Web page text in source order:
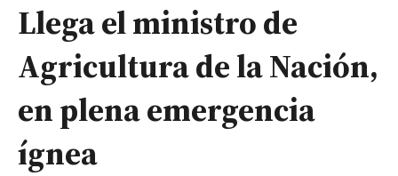
Llega el ministro de
Agricultura de la Nación,
en plena emergencia
ígnea